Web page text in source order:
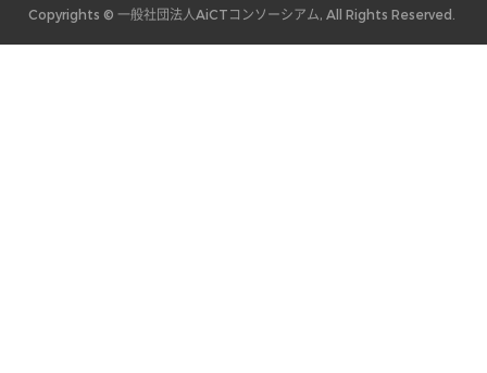
Copyrights © 一般社団法人AiCTコンソーシアム, All Rights Reserved.